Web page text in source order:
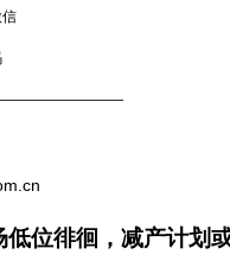
——
低位徘徊，减产计划